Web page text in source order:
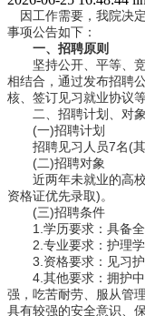
因工作需要，我院决
事项公告如下：
一、招聘原则
坚持公开、平等、竞
相结合，通过发布招聘
核、签订见习就业协议
二、招聘计划、对
(一)招聘计划
招聘见习人员7名(其
(二)招聘对象
近两年未就业的高校
资格证优先录取)。
(三)招聘条件
1.学历要求：具备全
2.专业要求：护理学
3.资格要求：见习护
4.其他要求：拥护中
强，吃苦耐劳、服从管
具有较强的安全意识、